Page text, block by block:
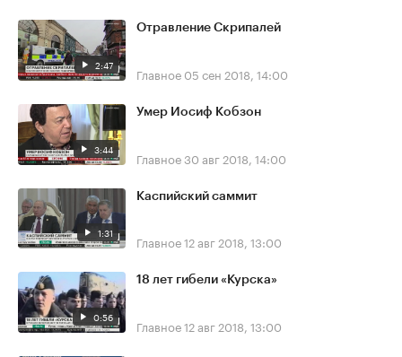
2:47
Отравление Скрипалей
Главное 05 сен 2018, 14:00
3:44
Умер Иосиф Кобзон
Главное30 авг 2018, 14:00
1:31
Каспийский саммит
Главное12 авг 2018, 13:00
0:56
18 лет гибели «Курска»
Главное12 авг 2018, 13:00